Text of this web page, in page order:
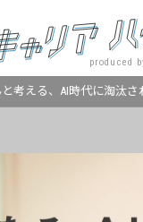
produced
考える、AI時代に淘汰